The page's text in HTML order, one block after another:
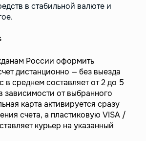
в стабильной валюте и
России оформить
дистанционно — без выезда
в среднем составляет от 2 до 5
зависимости от выбранного
карта активируется сразу
счета, а пластиковую VISA /
курьер на указанный